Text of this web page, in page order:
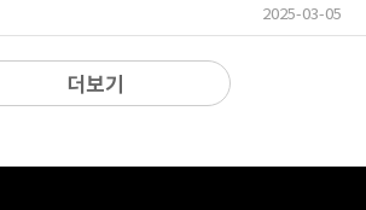
2025-03-05
더보기